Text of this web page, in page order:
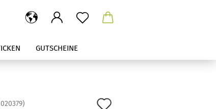
GUTSCHEINE
)